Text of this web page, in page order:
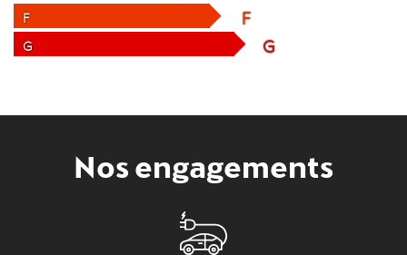
F F
G G
Nos engagements